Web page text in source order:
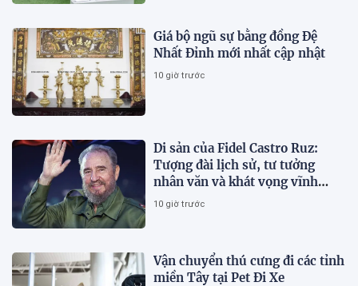
Giá bộ ngũ sự bằng đồng Đệ
Nhất Đỉnh mới nhất cập nhật
10 giờ trước
Di sản của Fidel Castro Ruz:
Tượng đài lịch sử, tư tưởng
nhân văn và khát vọng vĩnh
hằng
10 giờ trước
Vận chuyển thú cưng đi các tỉnh
miền Tây tại Pet Đi Xe